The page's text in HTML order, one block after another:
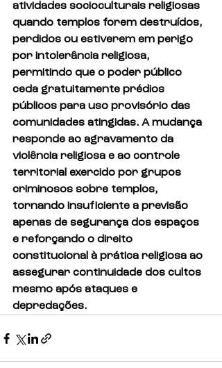
atividades socioculturais religiosas
quando templos forem destruídos,
perdidos ou estiverem em perigo
por intolerância religiosa,
permitindo que o poder público
ceda gratuitamente prédios
públicos para uso provisório das
comunidades atingidas. A mudança
responde ao agravamento da
violência religiosa e ao controle
territorial exercido por grupos
criminosos sobre templos,
tornando insuficiente a previsão
apenas de segurança dos espaços
e reforçando o direito
constitucional à prática religiosa ao
assegurar continuidade dos cultos
mesmo após ataques e
depredações.